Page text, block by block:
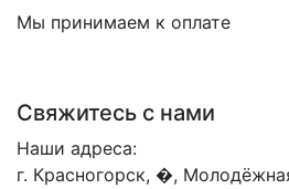
Мы принимаем к оплате
Свяжитесь с нами
Наши адреса:
г. Красногорск, �,